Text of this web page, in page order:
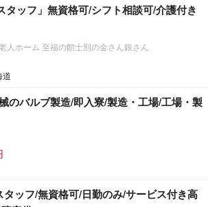
タッフ」無資格可/シフト相談可/介護付き
人ホーム 至福の館士別の金さん銀さん
道
のバルブ製造/即入寮/製造・工場/工場・製
タッフ/無資格可/日勤のみ/サービス付き高